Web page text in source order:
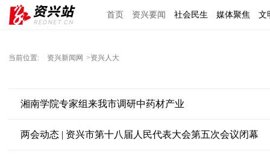
首页 资兴要闻 社会民生 媒体聚焦 文
当前位置: 资兴新闻网 >资兴人大
湘南学院专家组来我市调研中药材产业
两会动态 | 资兴市第十八届人民代表大会第五次会议闭幕